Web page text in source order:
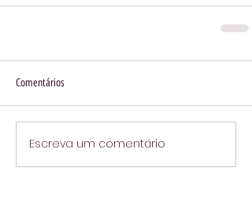
Comentários
Escreva um comentário